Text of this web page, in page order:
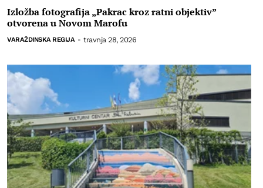
Izložba fotografija „Pakrac kroz ratni objektiv”
otvorena u Novom Marofu
VARAŽDINSKA REGIJA - travnja 28, 2026